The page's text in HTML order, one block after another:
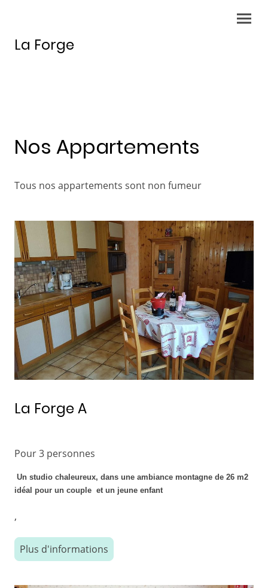
La Forge
Nos Appartements
Tous nos appartements sont non fumeur
La Forge A
Pour 3 personnes
Un studio chaleureux, dans une ambiance montagne de 26 m2
idéal pour un couple et un jeune enfant
,
Plus d'informations